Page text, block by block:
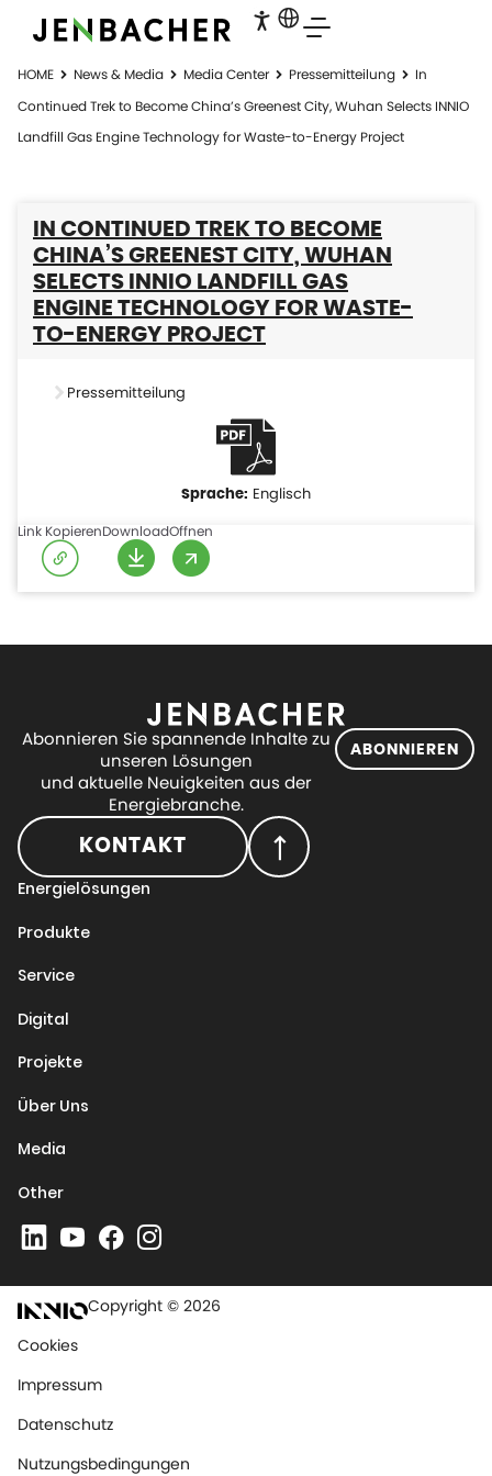
HOME News & Media Media Center Pressemitteilung
In
Continued Trek to Become China’s Greenest City, Wuhan Selects INNIO
Landfill Gas Engine Technology for Waste-to-Energy Project
IN CONTINUED TREK TO BECOME
CHINA’S GREENEST CITY, WUHAN
SELECTS INNIO LANDFILL GAS
ENGINE TECHNOLOGY FOR WASTE-
TO-ENERGY PROJECT
Pressemitteilung
Englisch
Link KopierenDownloadOffnen
Abonnieren Sie spannende Inhalte zu
unseren Lösungen
und aktuelle Neuigkeiten aus der
Energiebranche.
ABONNIEREN
KONTAKT
Energielösungen
Produkte
Service
Digital
Projekte
Über Uns
Media
Other
Copyright © 2026
Cookies
Impressum
Datenschutz
Nutzungsbedingungen